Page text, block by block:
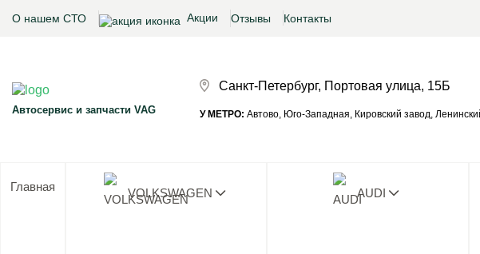
О нашем СТО Акции Отзывы Контакты
Автосервис и запчасти VAG
Санкт-Петербург, Портовая улица, 15Б
У МЕТРО: Автово, Юго-Западная, Кировский завод,
Главная VOLKSWAGEN AUDI